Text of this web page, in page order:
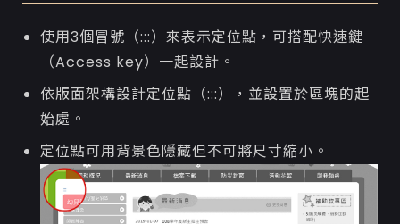
使用3個冒號（:::）來表示定位點，可搭配快速鍵
（Access key）一起設計。
依版面架構設計定位點（:::），並設置於區塊的起
始處。
定位點可用背景色隱藏但不可將尺寸縮小。